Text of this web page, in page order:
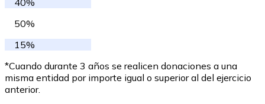
40%
50%
15%
*Cuando durante 3 años se realicen donaciones a una
misma entidad por importe igual o superior al del ejercicio
anterior.